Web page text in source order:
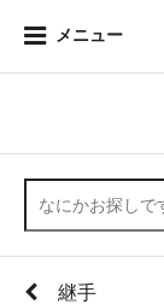
メニュー
継手